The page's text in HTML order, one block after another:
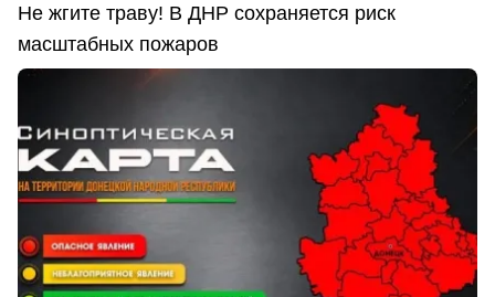
Не жгите траву! В ДНР сохраняется риск
масштабных пожаров